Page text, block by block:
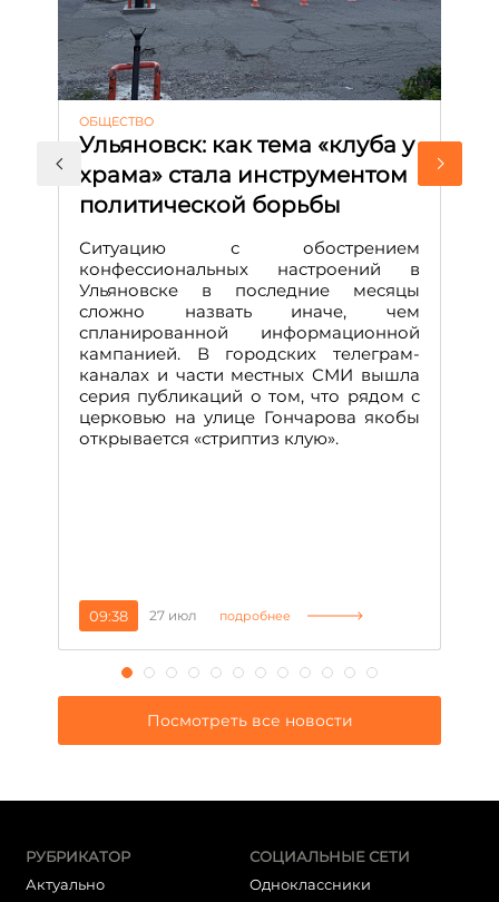
ОБЩЕСТВО
Ульяновск: как тема «клуба у
храма» стала инструментом
политической борьбы
Ситуацию с обострением
конфессиональных настроений в
Ульяновске в последние месяцы
сложно назвать иначе, чем
спланированной информационной
кампанией. В городских телеграм-
каналах и части местных СМИ вышла
серия публикаций о том, что рядом с
церковью на улице Гончарова якобы
открывается «стриптиз клую».
09:38 27 июл подробнее
Посмотреть все новости
РУБРИКАТОР
Актуально
СОЦИАЛЬНЫЕ СЕТИ
Одноклассники